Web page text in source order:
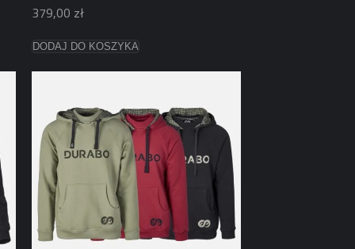
Oceniono
4.88
379,00 zł
Ten
produkt
ma
wariantów.
Opcje
można
wybrać
na
stronie
produktu
DODAJ DO KOSZYKA